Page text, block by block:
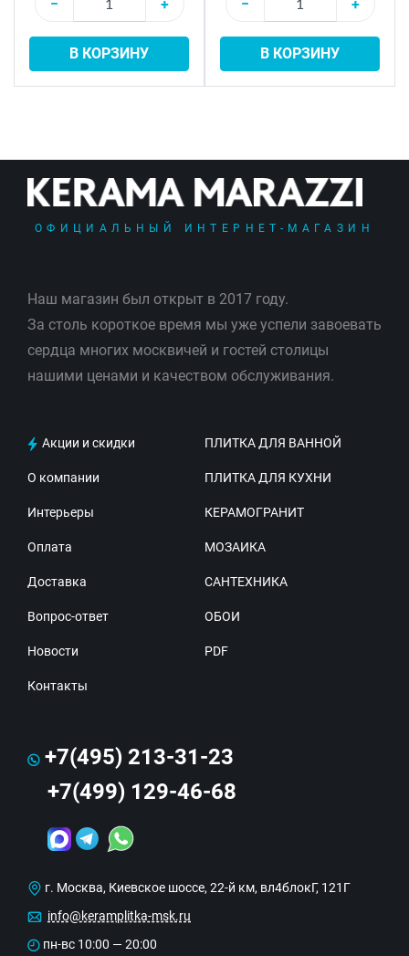
−
+
В КОРЗИНУ
−
+
В КОРЗИНУ
ОФИЦИАЛЬНЫЙ ИНТЕРНЕТ-МАГАЗИН
Наш магазин был открыт в 2017 году.
За столь короткое время мы уже успели завоевать
сердца многих москвичей и гостей столицы
нашими ценами и качеством обслуживания.
Акции и скидки
О компании
Интерьеры
Оплата
Доставка
Вопрос-ответ
Новости
Контакты
ПЛИТКА ДЛЯ ВАННОЙ
ПЛИТКА ДЛЯ КУХНИ
КЕРАМОГРАНИТ
МОЗАИКА
САНТЕХНИКА
ОБОИ
PDF
+7(495) 213-31-23
+7(499) 129-46-68
г. Москва, Киевское шоссе, 22-й км, вл4блокГ, 121Г
info@keramplitka-msk.ru
пн-вс 10:00 — 20:00